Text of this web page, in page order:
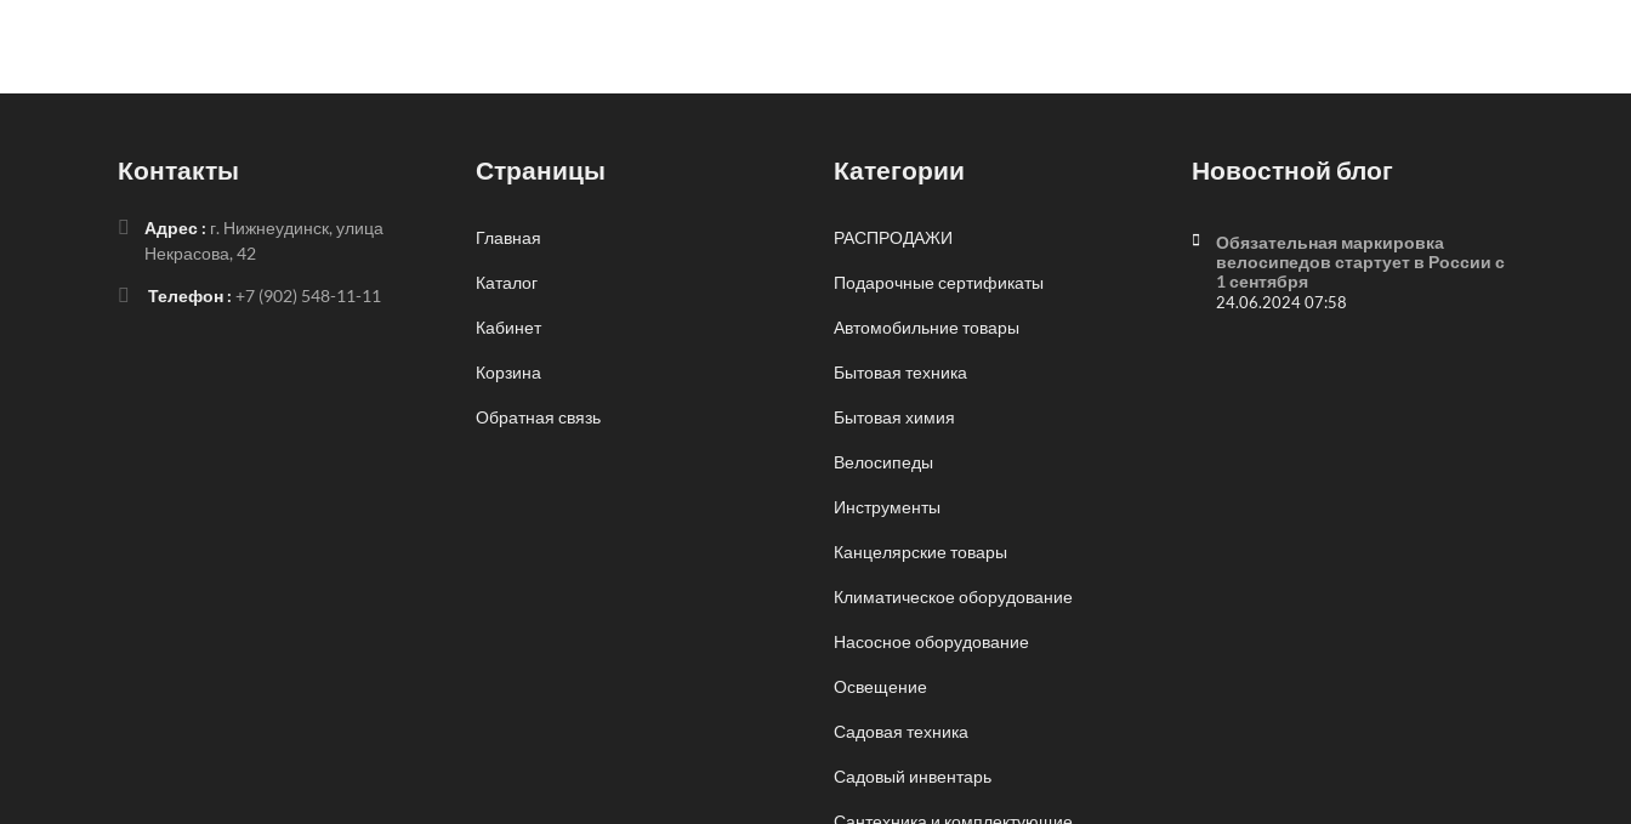
Контакты
Адрес : г. Нижнеудинск, улица
Некрасова, 42
Телефон : +7 (902) 548-11-11
Страницы
Главная
Каталог
Кабинет
Корзина
Обратная связь
Категории
РАСПРОДАЖИ
Подарочные сертификаты
Автомобильние товары
Бытовая техника
Бытовая химия
Велосипеды
Инструменты
Канцелярские товары
Климатическое оборудование
Насосное оборудование
Освещение
Садовая техника
Садовый инвентарь
Новостной блог
Обязательная маркировка
велосипедов стартует в России с
1 сентября
24.06.2024 07:58